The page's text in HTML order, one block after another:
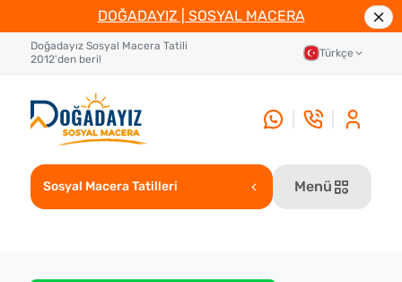
DOĞADAYIZ | SOSYAL MACERA
Doğadayız Sosyal Macera Tatili
2012'den beri!
Türkçe
Sosyal Macera Tatilleri Menü